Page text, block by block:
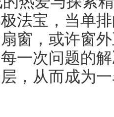
法宝，当单
窗，或许窗
一次问题的
，从而成为